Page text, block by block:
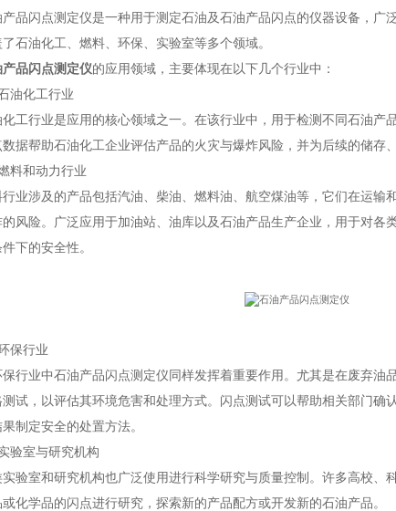
闪点测定仪是一种用于测定石油及石油产品闪点的仪器设备，广
石油化工、燃料、环保、实验室等多个领域。
产品闪点测定仪的应用领域，主要体现在以下几个行业中：
化工行业
行业是应用的核心领域之一。在该行业中，用于检测不同石油产
据帮助石油化工企业评估产品的火灾与爆炸风险，并为后续的储存
和动力行业
涉及的产品包括汽油、柴油、燃料油、航空煤油等，它们在运输
的风险。广泛应用于加油站、油库以及石油产品生产企业，用于对各
下的安全性。
行业
业中石油产品闪点测定仪同样发挥着重要作用。尤其是在废弃油
试，以评估其环境危害和处理方式。闪点测试可以帮助相关部门确
制定安全的处置方法。
室与研究机构
室和研究机构也广泛使用进行科学研究与质量控制。许多高校、
化学品的闪点进行研究，探索新的产品配方或开发新的石油产品。